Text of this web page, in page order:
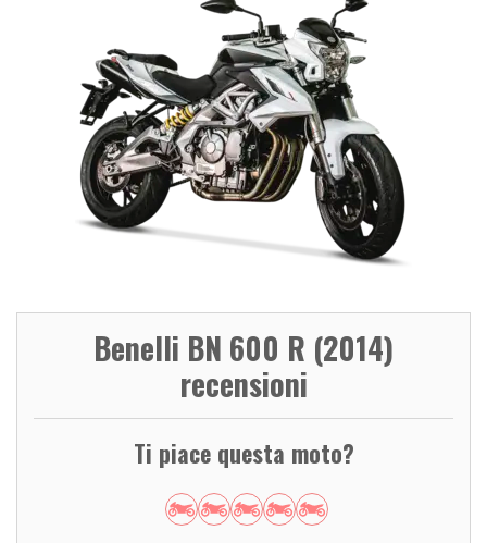
Benelli BN 600 R (2014)
recensioni
Ti piace questa moto?